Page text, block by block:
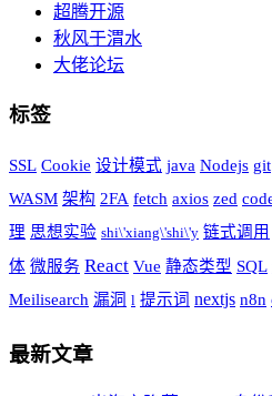
超腾开源
秋风于渭水
大佬论坛
标签
SSL Cookie 设计模式 java Nodejs git
WASM 架构 2FA fetch axios zed
理 思想实验 shi\'xiang\'shi\'y 链式调用
体 微服务 React Vue 静态类型 SQL
Meilisearch 漏洞 l 提示词 nextjs n8n
最新文章